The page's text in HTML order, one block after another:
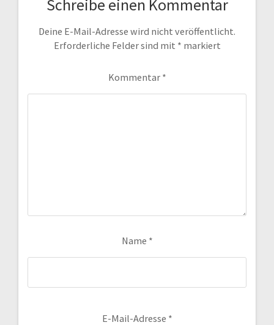
Schreibe einen Kommentar
Deine E-Mail-Adresse wird nicht veröffentlicht.
Erforderliche Felder sind mit * markiert
Kommentar *
Name *
E-Mail-Adresse *